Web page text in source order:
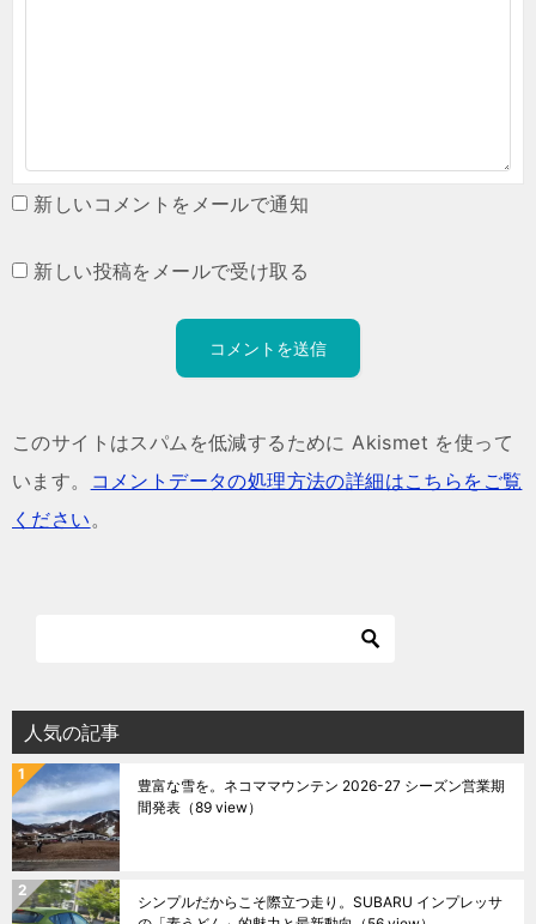
新しいコメントをメールで通知
新しい投稿をメールで受け取る
このサイトはスパムを低減するために Akismet を使って
います。
コメントデータの処理方法の詳細はこちらをご覧
ください。
人気の記事
豊富な雪を。ネコママウンテン 2026-27 シーズン営業期
間発表 （89 view）
シンプルだからこそ際立つ走り。SUBARU インプレッサ